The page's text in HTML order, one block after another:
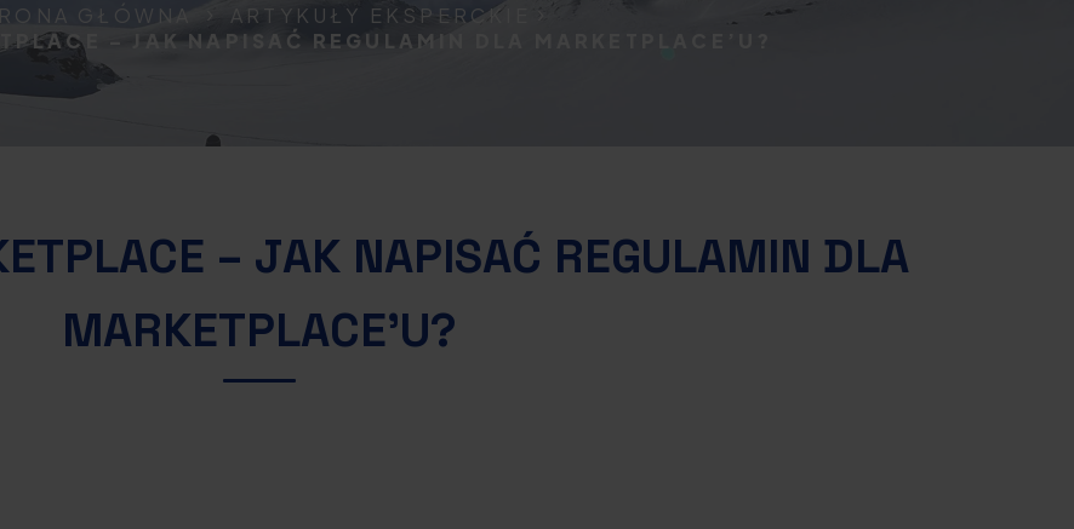
GŁÓWNA
ARTYKUŁY EKSPERCKIE
– JAK NAPISAĆ REGULAMIN DLA MARKETPLACE’U?
– JAK NAPISAĆ REGULAMIN DLA
MARKETPLACE’U?